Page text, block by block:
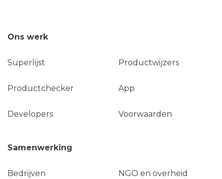
Ons werk
Superlijst Productwijzers
Productchecker App
Developers Voorwaarden
Samenwerking
Bedrijven NGO en overheid